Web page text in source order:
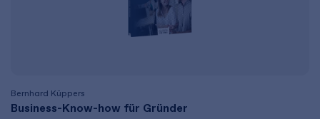
Bernhard Küppers
Business-Know-how für Gründer